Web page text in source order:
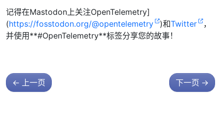
记得在Mastodon上关注OpenTelemetry]
(https://fosstodon.org/@opentelemetry )和Twitter
，
并使用**#OpenTelemetry**标签分享您的故事！
← 上一页 下一页 →